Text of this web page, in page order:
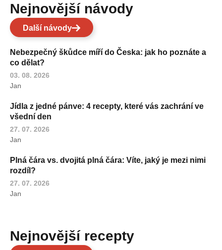
Nejnovější návody
Další návody
Nebezpečný škůdce míří do Česka: jak ho poznáte a
co dělat?
03. 08. 2026
Jan
Jídla z jedné pánve: 4 recepty, které vás zachrání ve
všední den
27. 07. 2026
Jan
Plná čára vs. dvojitá plná čára: Víte, jaký je mezi nimi
rozdíl?
27. 07. 2026
Jan
Nejnovější recepty